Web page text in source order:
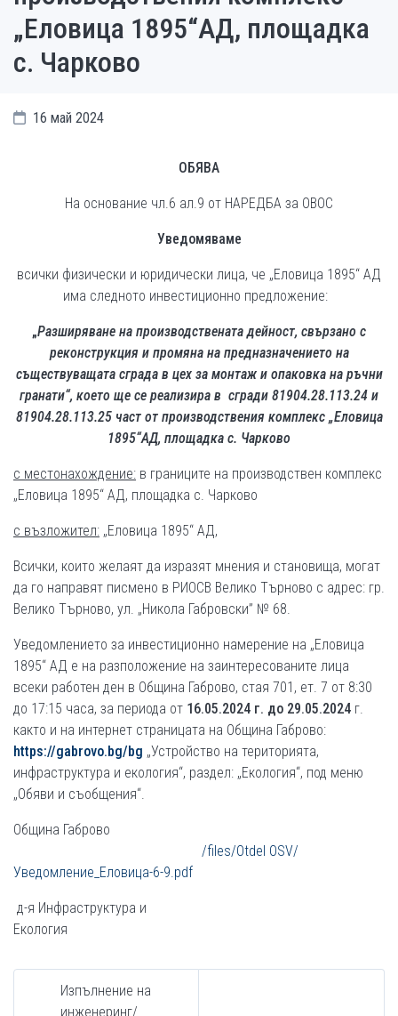
„Еловица 1895“АД, площадка
с. Чарково
16 май 2024
ОБЯВА
На основание чл.6 ал.9 от НАРЕДБА за ОВОС
Уведомяваме
всички физически и юридически лица, че „Еловица 1895“ АД
има следното инвестиционно предложение:
„Разширяване на производствената дейност, свързано с
реконструкция и промяна на предназначението на
съществуващата сграда в цех за монтаж и опаковка на ръчни
гранати“, което ще се реализира в сгради 81904.28.113.24 и
81904.28.113.25 част от производствения комплекс „Еловица
1895“АД, площадка с. Чарково
с местонахождение: в границите на производствен комплекс
„Еловица 1895“ АД, площадка с. Чарково
с възложител: „Еловица 1895“ АД,
Всички, които желаят да изразят мнения и становища, могат
да го направят писмено в РИОСВ Велико Търново с адрес: гр.
Велико Търново, ул. „Никола Габровски” № 68.
Уведомлението за инвестиционно намерение на „Еловица
1895“ АД е на разположение на заинтересованите лица
всеки работен ден в Община Габрово, стая 701, ет. 7 от 8:30
до 17:15 часа, за периода от 16.05.2024 г. до 29.05.2024 г.
както и на интернет страницата на Община Габрово:
https://gabrovo.bg/bg „Устройство на територията,
инфраструктура и екология“, раздел: „Екология“, под меню
„Обяви и съобщения“.
Община Габрово
/files/Otdel OSV/
Уведомление_Еловица-6-9.pdf
д-я Инфраструктура и
Екология
Изпълнение на
инженеринг/